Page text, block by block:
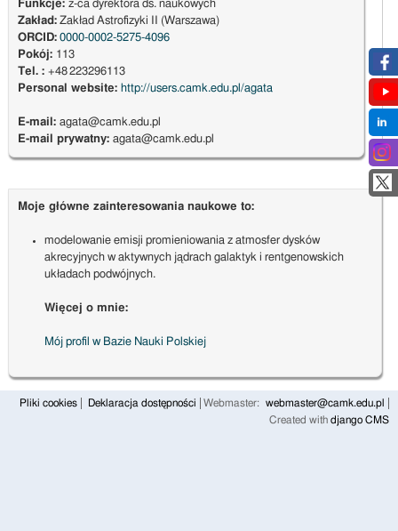
Funkcje: z-ca dyrektora ds. naukowych
Zakład:Zakład Astrofizyki II (Warszawa)
ORCID: 0000-0002-5275-4096
Pokój: 113
Tel. : +48 223296113
Personal website: http://users.camk.edu.pl/agata
E-mail: agata@camk.edu.pl
E-mail prywatny: agata@camk.edu.pl
Moje główne zainteresowania naukowe to:
modelowanie emisji promieniowania z atmosfer dysków
akrecyjnych w aktywnych jądrach galaktyk i rentgenowskich
układach podwójnych.
Więcej o mnie:
Mój profil w Bazie Nauki Polskiej
Pliki cookies Deklaracja dostępności Webmaster:
webmaster@camk.edu.pl
Created with django CMS